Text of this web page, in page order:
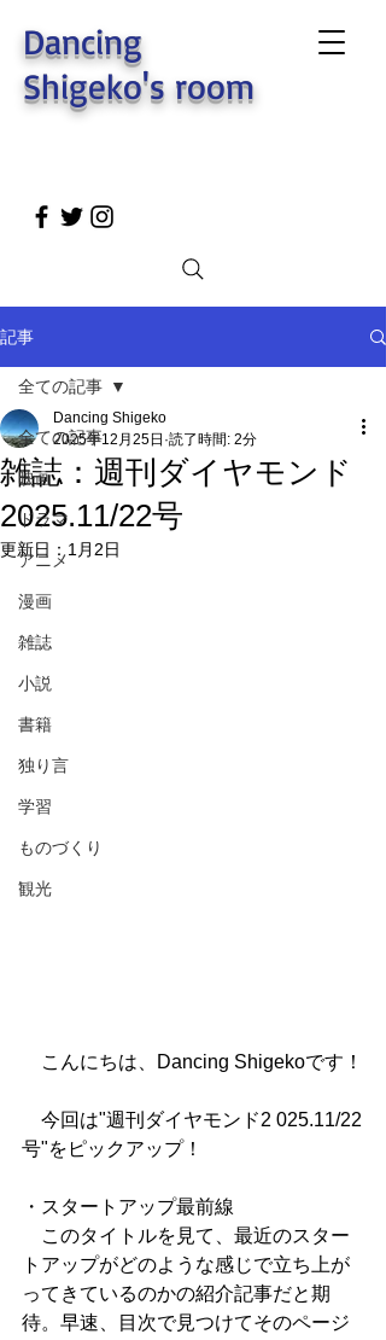
Dancing
Shigeko's room
記事
全ての記事
映画
ドラマ
アニメ
漫画
雑誌
小説
書籍
独り言
学習
ものづくり
観光
全ての記事
雑誌：週刊ダイヤモンド
2025.11/22号
Dancing Shigeko
2025年12月25日 読了時間: 2分
更新日： 1月2日
こんにちは、Dancing Shigekoです！
今回は"週刊ダイヤモンド2 025.11/22
号"をピックアップ！
・スタートアップ最前線
このタイトルを見て、最近のスター
トアップがどのような感じで立ち上が
ってきているのかの紹介記事だと期
待。早速、目次で見つけてそのページ